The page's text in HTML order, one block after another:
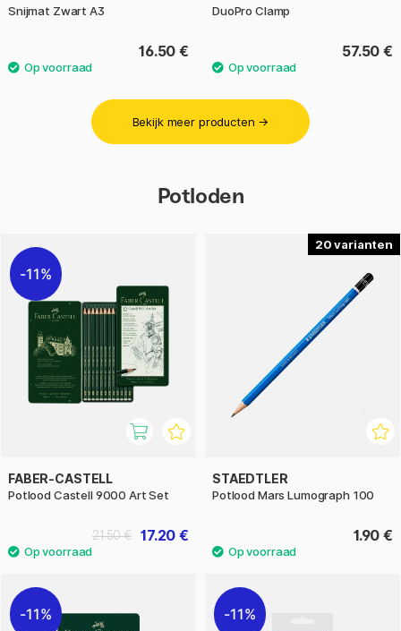
Snijmat Zwart A3
16.50 €
DuoPro Clamp
57.50 €
Bekijk meer producten →
Potloden
11%
FABER-CASTELL
Potlood Castell 9000 Art Set
17.20 €
21.50 €
20
STAEDTLER
Potlood Mars Lumograph 100
1.90 €
11% 11%